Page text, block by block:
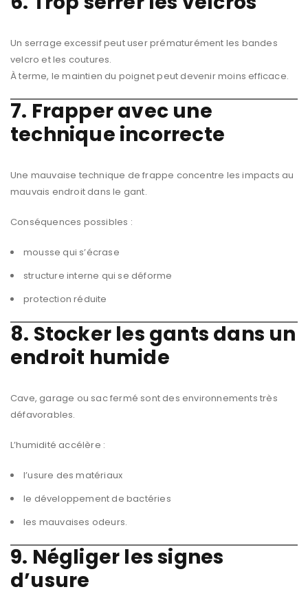
Un serrage excessif peut user prématurément les bandes
velcro et les coutures.
À terme, le maintien du poignet peut devenir moins efficace.
7. Frapper avec une
technique incorrecte
Une mauvaise technique de frappe concentre les impacts au
mauvais endroit dans le gant.
Conséquences possibles :
mousse qui s’écrase
structure interne qui se déforme
protection réduite
8. Stocker les gants dans un
endroit humide
Cave, garage ou sac fermé sont des environnements très
défavorables.
L’humidité accélère :
l’usure des matériaux
le développement de bactéries
les mauvaises odeurs.
9. Négliger les signes
d’usure